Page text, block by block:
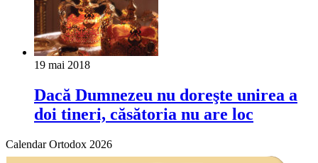
19 mai 2018
Dacă Dumnezeu nu doreşte unirea a
doi tineri, căsătoria nu are loc
Calendar Ortodox 2026